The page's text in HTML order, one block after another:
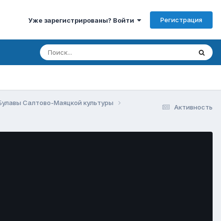
Уже зарегистрированы? Войти Регистрация
Активность
Салтово-Маяцкой культуры